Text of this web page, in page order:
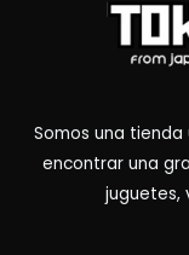
Somos una
encontrar una
juguetes,